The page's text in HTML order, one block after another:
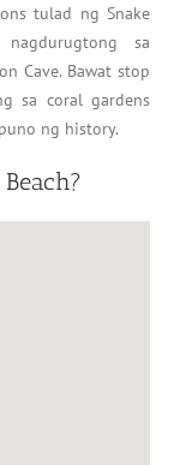
tulad ng Snake
sa
Cave. Bawat stop
sa coral gardens
ng history.